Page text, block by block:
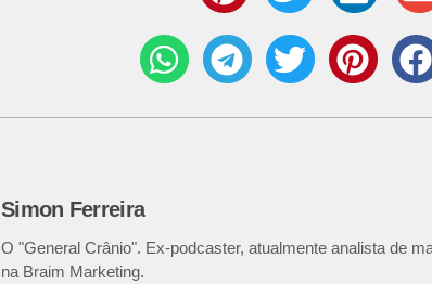
Simon Ferreira
O "General Crânio". Ex-podcaster, atualmente analista de
na Braim Marketing.